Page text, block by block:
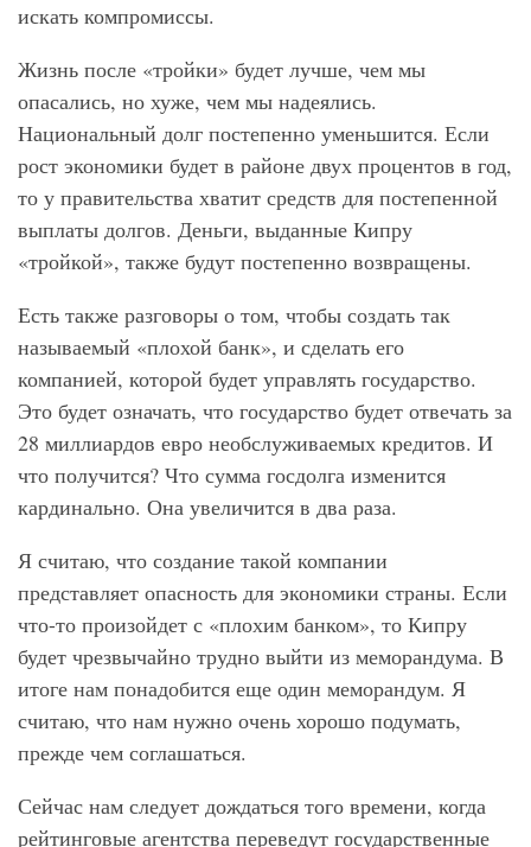
искать компромиссы.
Жизнь после «тройки» будет лучше, чем мы
опасались, но хуже, чем мы надеялись.
Национальный долг постепенно уменьшится. Если
рост экономики будет в районе двух процентов в год,
то у правительства хватит средств для постепенной
выплаты долгов. Деньги, выданные Кипру
«тройкой», также будут постепенно возвращены.
Есть также разговоры о том, чтобы создать так
называемый «плохой банк», и сделать его
компанией, которой будет управлять государство.
Это будет означать, что государство будет отвечать за
28 миллиардов евро необслуживаемых кредитов. И
что получится? Что сумма госдолга изменится
кардинально. Она увеличится в два раза.
Я считаю, что создание такой компании
представляет опасность для экономики страны. Если
что-то произойдет с «плохим банком», то Кипру
будет чрезвычайно трудно выйти из меморандума. В
итоге нам понадобится еще один меморандум. Я
считаю, что нам нужно очень хорошо подумать,
прежде чем соглашаться.
Сейчас нам следует дождаться того времени, когда
рейтинговые агентства переведут государственные